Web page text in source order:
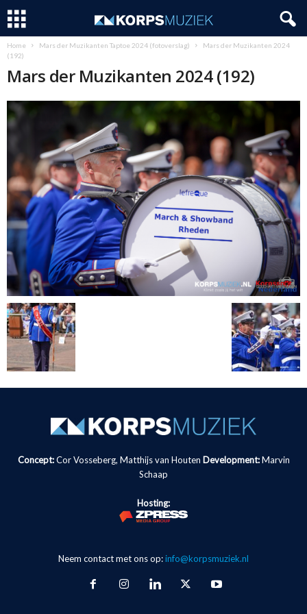
Home Mars der Muzikanten Taptoe 2024 (fotoverslag)
Mars der Muzikanten 2024
(192)
Mars der Muzikanten 2024 (192)
Concept:Cor Vosseberg, Matthijs van Houten Development: Marvin
Schaap
Hosting:
Neem contact met ons op:info@korpsmuziek.nl